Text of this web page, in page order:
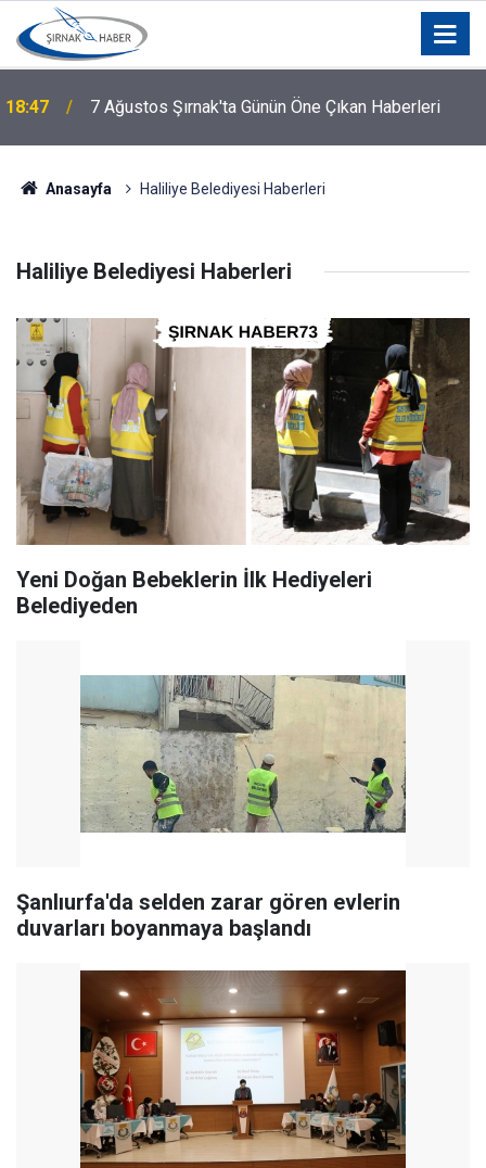
18:47 7 Ağustos Şırnak'ta Günün Öne Çıkan Haberleri
Anasayfa Haliliye Belediyesi Haberleri
Haliliye Belediyesi Haberleri
Yeni Doğan Bebeklerin İlk Hediyeleri
Belediyeden
Şanlıurfa'da selden zarar gören evlerin
duvarları boyanmaya başlandı